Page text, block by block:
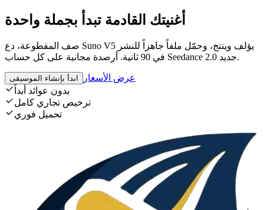
أغنيتك القادمة تبدأ بجملة واحدة
صف المقطوعة، دع Suno V5 يؤلف وينتج، وحمّل ملفاً جاهزاً للنشر
في 90 ثانية. أرصدة مجانية على كل حساب Seedance 2.0 جديد.
ابدأ بإنشاء الموسيقى
عرض الأسعار
بدون عوائد أبداً
ترخيص تجاري كامل
تحميل فوري